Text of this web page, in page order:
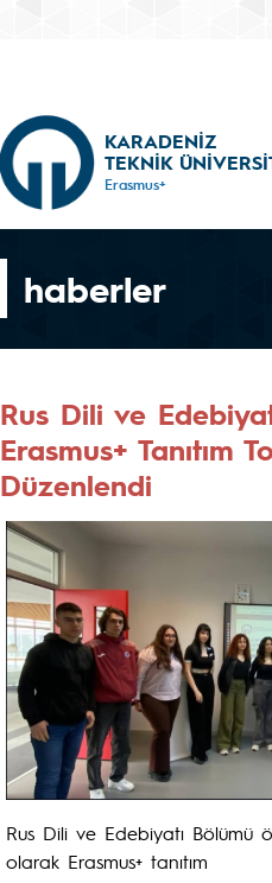
KARADENİZ
TEKNİK
Erasmus+
haberler
Rus Dili ve
Erasmus+ Tanıtım
Düzenlendi
Rus Dili ve Edebiyatı Bölümü
olarak Erasmus+ tanıtım